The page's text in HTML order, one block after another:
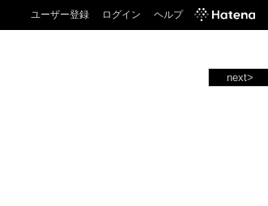
ユーザー登録 ログイン ヘルプ
next>